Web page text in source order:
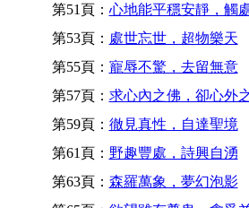
第51頁： 心地能平穩安靜，觸
第53頁： 處世忘世，超物樂天
第55頁： 寵辱不驚，去留無意
第57頁： 求心內之佛，卻心外
第59頁： 徹見真性，自達聖境
第61頁： 野趣豐處，詩興自湧
第63頁： 森羅萬象，夢幻泡影